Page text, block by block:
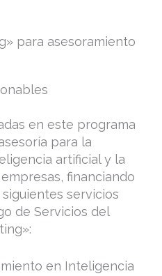
para asesoramiento
en este programa
para la
artificial y la
financiando
servicios
de Servicios del
en Inteligencia